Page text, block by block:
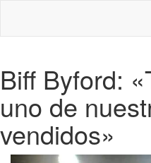
Biff Byford:
uno de
vendidos»